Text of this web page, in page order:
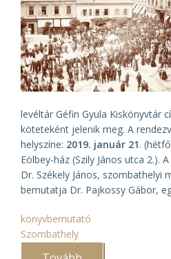
levéltár Géfin Gyula Kiskönyvtár
köteteként jelenik meg. A
helyszíne: 2019. január 21.
Eölbey-ház (Szily János utca 2.).
Dr. Székely János, szombathelyi
bemutatja Dr. Pajkossy Gábor,
könyvbemutató
Szombathely